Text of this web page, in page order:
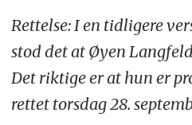
Rettelse: I en tidligere
stod det at Øyen
Det riktige er at hun er
rettet torsdag 28.